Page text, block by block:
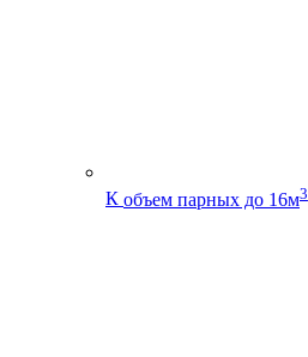
К объем парных до 16м3